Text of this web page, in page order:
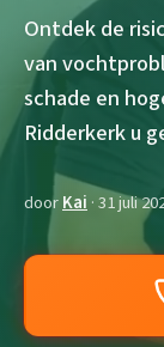
Ontdek de
van
schade en
Ridderkerk u
doorKai · 31 juli